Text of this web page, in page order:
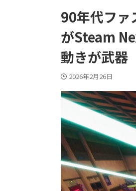
90年代ファ
がSteam
動きが武器
2026年2月26日